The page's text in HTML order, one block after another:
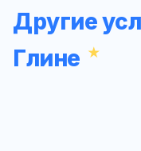
Другие
Глине